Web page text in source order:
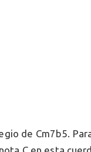
de Cm7b5.